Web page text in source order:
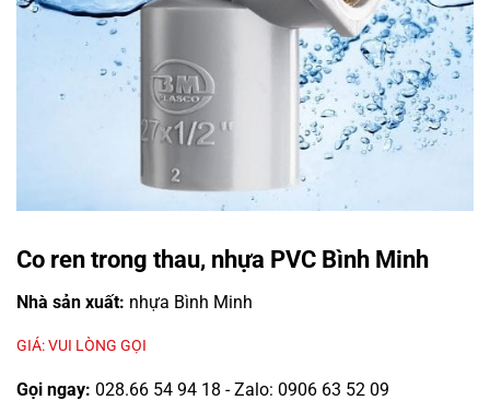
Co ren trong thau, nhựa PVC Bình Minh
Nhà sản xuất: nhựa Bình Minh
GIÁ: VUI LÒNG GỌI
Gọi ngay: 028.66 54 94 18 - Zalo: 0906 63 52 09